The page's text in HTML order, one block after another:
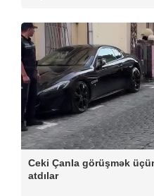
Ceki Çanla görüşmək
atdılar